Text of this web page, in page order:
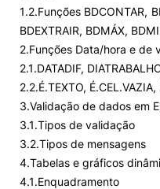
1.2.Funções BDCONTAR,
BDEXTRAIR, BDMÁX,
2.Funções Data/hora e de
2.1.DATADIF,
2.2.É.TEXTO,
3.Validação de dados em
3.1.Tipos de validação
3.2.Tipos de mensagens
4.Tabelas e gráficos
4.1.Enquadramento